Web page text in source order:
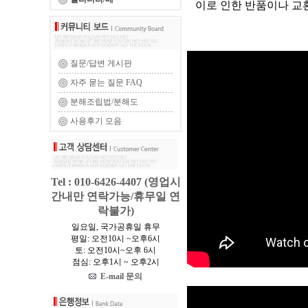
질문/답변 게시판
자주 묻는 질문 FAQ
분해조립법/분해도
사용후기 모음
Tel : 010-6426-4407 (영업시
간내만 연락가능/휴무일 연
락불가)
일요일, 국가공휴일 휴무
평일: 오전10시 ~오후6시
토: 오전10시~오후 6시
점심: 오후1시 ~ 오후2시
E-mail 문의
이로 인한 반품이나 교